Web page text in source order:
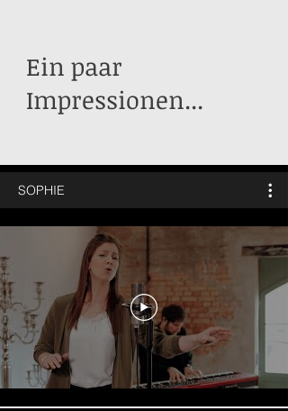
Ein paar
Impressionen...
SOPHIE